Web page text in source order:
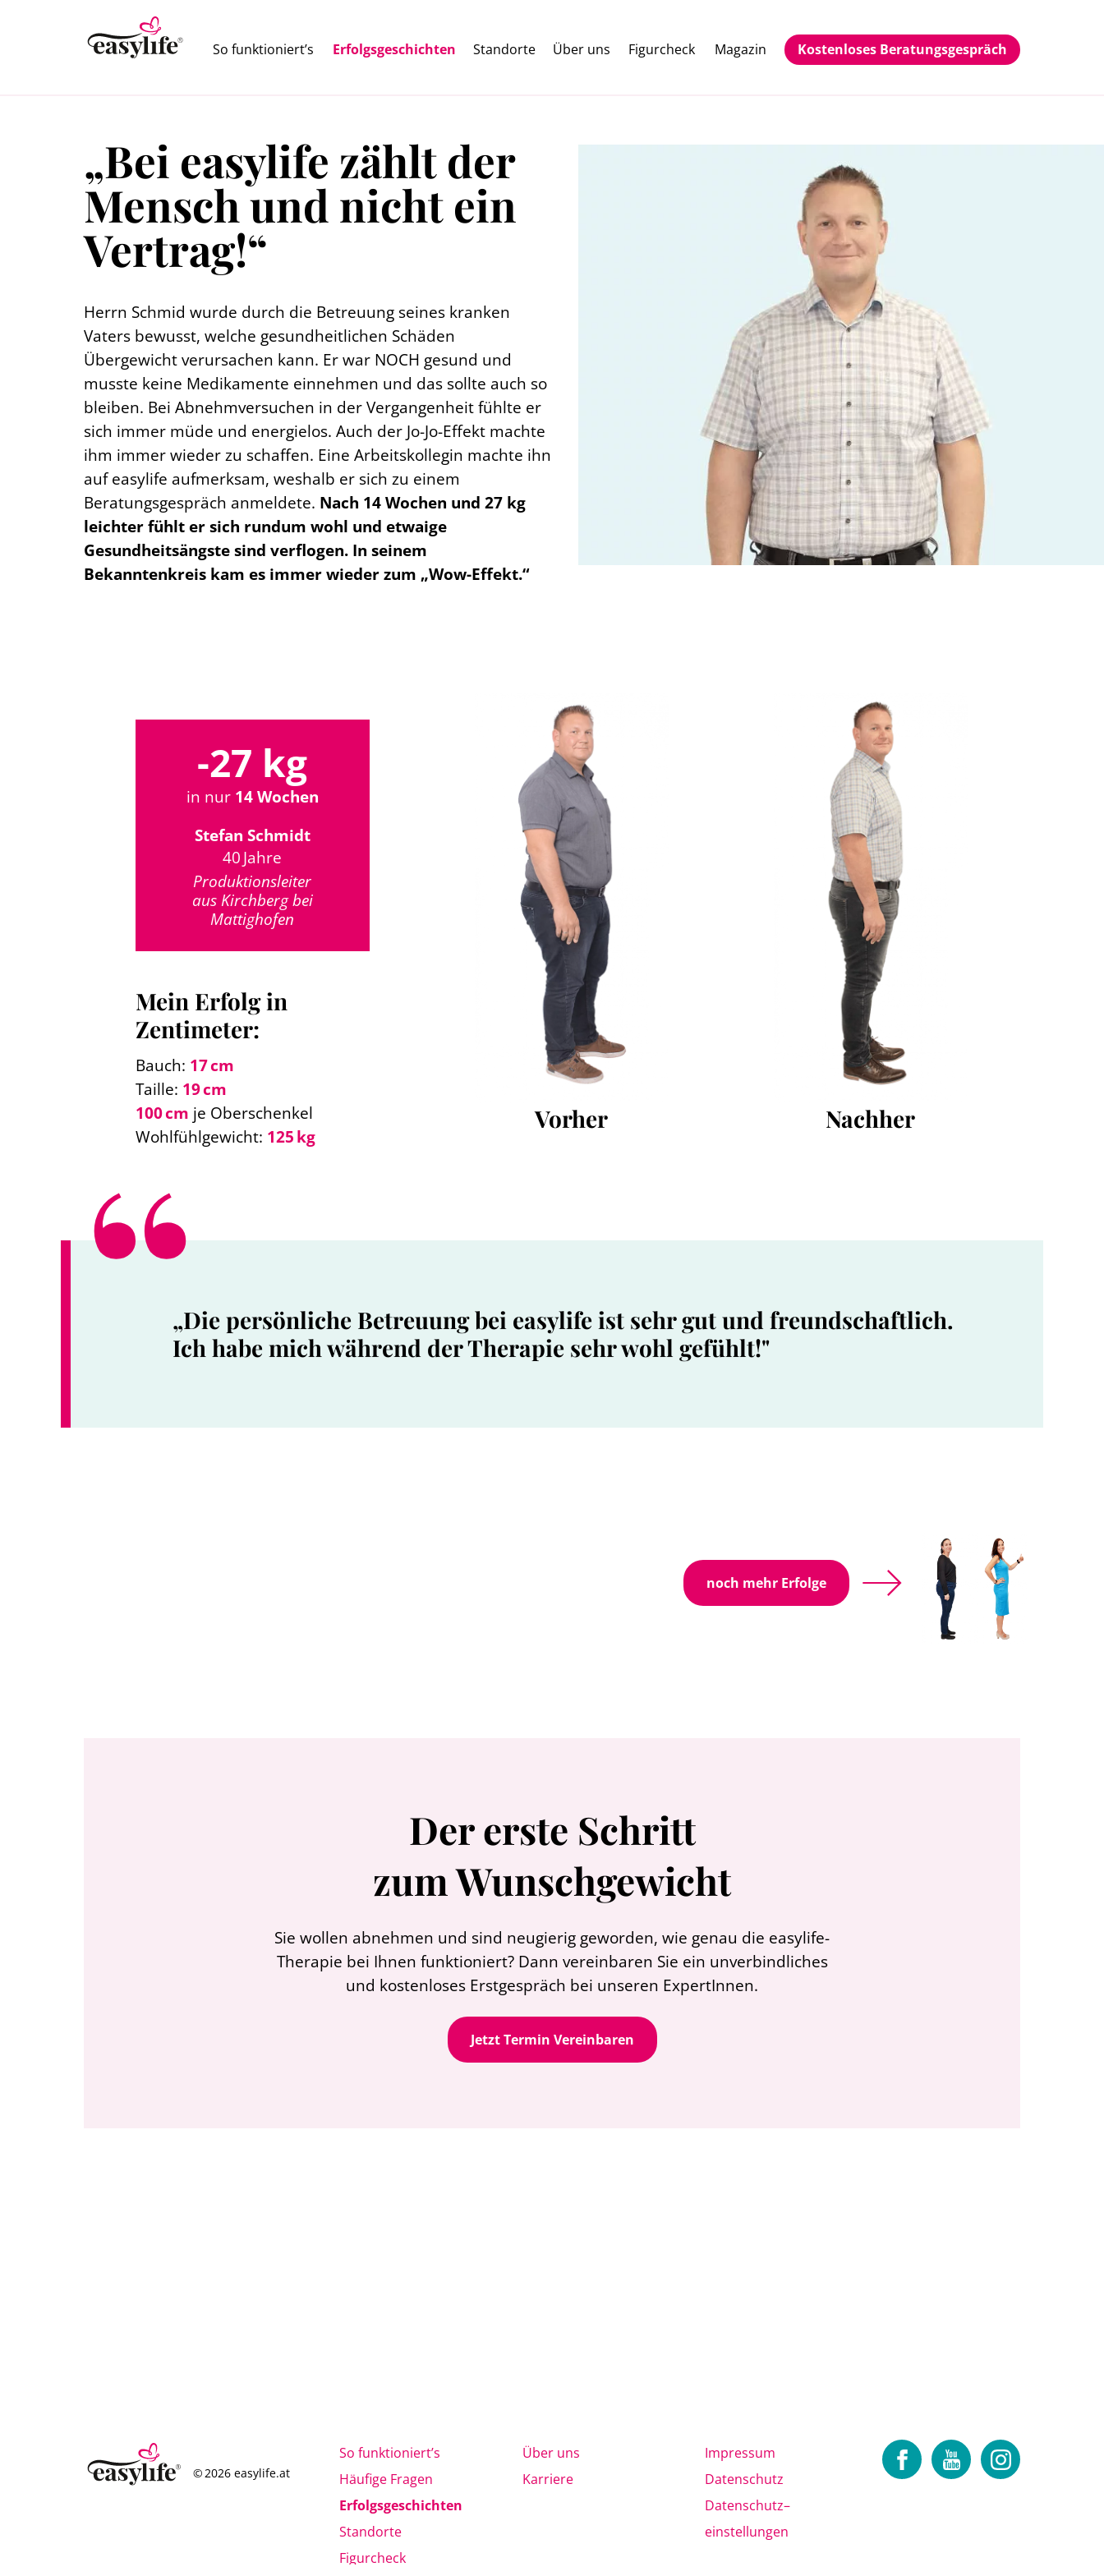
So funktioniert’s Erfolgsgeschichten Standorte Über uns Figurcheck Magazin Kostenloses Beratungsgespräch
„Bei easylife zählt der
Mensch und nicht ein
Vertrag!“
Herrn Schmid wurde durch die Betreuung seines kranken
Vaters bewusst, welche gesundheitlichen Schäden
Übergewicht verursachen kann. Er war NOCH gesund und
musste keine Medikamente einnehmen und das sollte auch so
bleiben. Bei Abnehmversuchen in der Vergangenheit fühlte er
sich immer müde und energielos. Auch der Jo-Jo-Effekt machte
ihm immer wieder zu schaffen. Eine Arbeitskollegin machte ihn
auf easylife aufmerksam, weshalb er sich zu einem
Beratungsgespräch anmeldete. Nach 14 Wochen und 27 kg
leichter fühlt er sich rundum wohl und etwaige
Gesundheitsängste sind verflogen. In seinem
Bekanntenkreis kam es immer wieder zum „Wow-Effekt.“
-27 kg
in nur 14 Wochen
Stefan Schmidt
40 Jahre
Produktionsleiter
aus Kirchberg bei
Mattighofen
Mein Erfolg in
Zentimeter:
Bauch: 17 cm
Taille: 19 cm
100 cm je Oberschenkel
Wohlfühlgewicht: 125 kg
Vorher Nachher
„Die persönliche Betreuung bei easylife ist sehr gut und freundschaftlich.
Ich habe mich während der Therapie sehr wohl gefühlt!"
noch mehr Erfolge
Der erste Schritt
zum Wunschgewicht
Sie wollen abnehmen und sind neugierig geworden, wie genau die easylife-
Therapie bei Ihnen funktioniert? Dann vereinbaren Sie ein unverbindliches
und kostenloses Erstgespräch bei unseren ExpertInnen.
Jetzt Termin Vereinbaren
© 2026 easylife.at
So funktioniert’s
Häufige Fragen
Erfolgsgeschichten
Standorte
Figurcheck
Über uns
Karriere
Impressum
Datenschutz
Datenschutz–
einstellungen